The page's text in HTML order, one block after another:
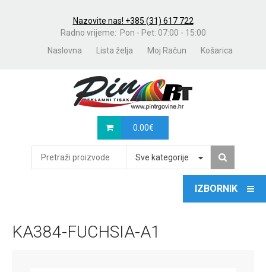
Nazovite nas! +385 (31) 617 722
Radno vrijeme: Pon - Pet: 07:00 - 15:00
Naslovna
Lista želja Moj Račun Košarica
0.00€
Sve kategorije
KA384-FUCHSIA-A1